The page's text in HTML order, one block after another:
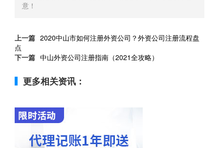
意！
上一篇 2020中山市如何注册外资公司？外资公司注册流程盘
点
下一篇 中山外资公司注册指南（2021全攻略）
更多相关资讯：